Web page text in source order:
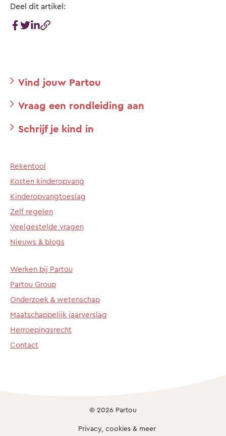
Deel dit artikel:
Vind jouw Partou
Vraag een rondleiding aan
Schrijf je kind in
Rekentool
Kosten kinderopvang
Kinderopvangtoeslag
Zelf regelen
Veelgestelde vragen
Nieuws & blogs
Werken bij Partou
Partou Group
Onderzoek & wetenschap
Maatschappelijk jaarverslag
Herroepingsrecht
Contact
© 2026 Partou
Privacy, cookies & meer